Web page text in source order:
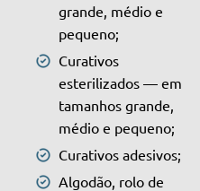
grande, médio e
pequeno;
Curativos
esterilizados — em
tamanhos grande,
médio e pequeno;
Curativos adesivos;
Algodão, rolo de